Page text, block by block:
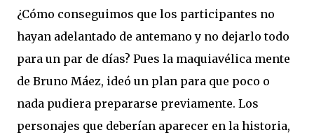
¿Cómo conseguimos que los participantes no
hayan adelantado de antemano y no dejarlo todo
para un par de días? Pues la maquiavélica mente
de Bruno Máez, ideó un plan para que poco o
nada pudiera prepararse previamente. Los
personajes que deberían aparecer en la historia,